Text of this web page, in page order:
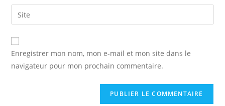
comment
email
address
comment
Saisir
l’URL
de
votre
(facultatif)
Enregistrer mon nom, mon e-mail et mon site dans le
navigateur pour mon prochain commentaire.